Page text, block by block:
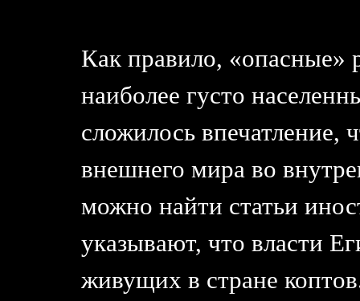
Как правило, «опасные»
наиболее густо
сложилось впечатление,
внешнего мира во
можно найти статьи
указывают, что власти
живущих в стране